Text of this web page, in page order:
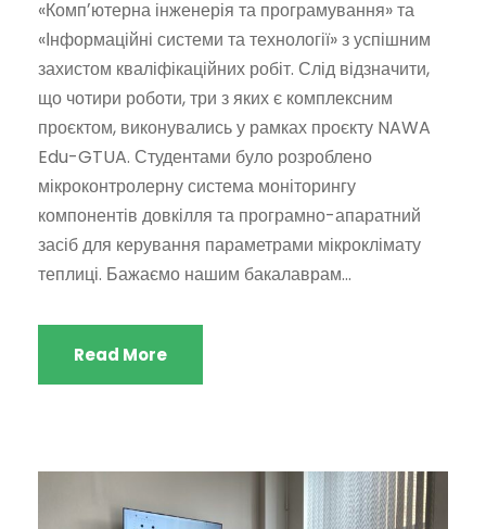
«Компʼютерна інженерія та програмування» та
«Інформаційні системи та технології» з успішним
захистом кваліфікаційних робіт. Слід відзначити,
що чотири роботи, три з яких є комплексним
проєктом, виконувались у рамках проєкту NAWA
Edu-GTUA. Студентами було розроблено
мікроконтролерну система моніторингу
компонентів довкілля та програмно-апаратний
засіб для керування параметрами мікроклімату
теплиці. Бажаємо нашим бакалаврам...
Read More